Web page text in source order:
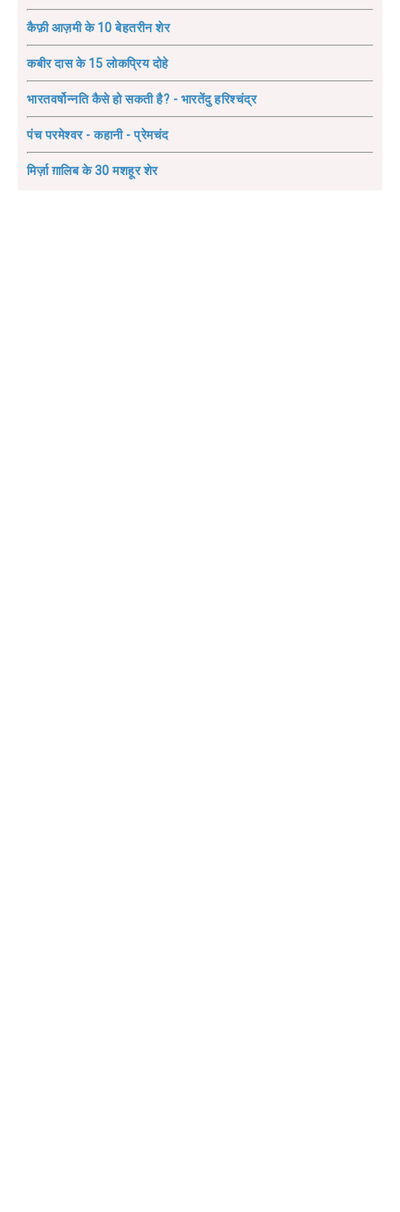
कैफ़ी आज़मी के 10 बेहतरीन शेर
कबीर दास के 15 लोकप्रिय दोहे
भारतवर्षोन्नति कैसे हो सकती है? - भारतेंदु हरिश्चंद्र
पंच परमेश्वर - कहानी - प्रेमचंद
मिर्ज़ा ग़ालिब के 30 मशहूर शेर